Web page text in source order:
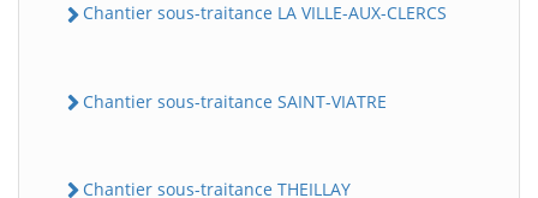
Chantier sous-traitance LA VILLE-AUX-CLERCS
Chantier sous-traitance SAINT-VIATRE
Chantier sous-traitance THEILLAY